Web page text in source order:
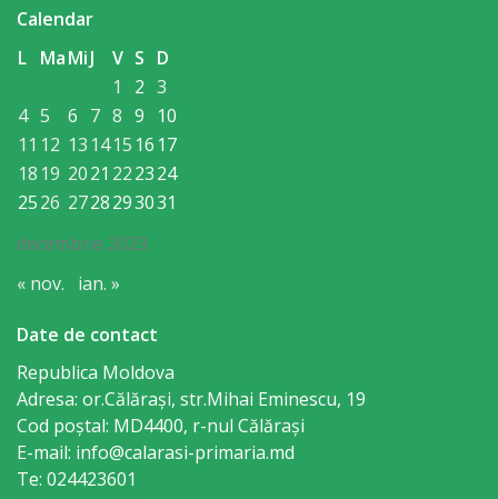
Rapoarte
activitate
Planuri
Proiecte
investiționale
Transparență
Buget
Funcții
Calendar
decembrie 2023
L MaMiJ V S D
1
2 3
4 5 6 7 8 9
10
11 12 13 1415 16 17
18 19 2021 222324
2526 2728293031
« nov. ian. »
Date de contact
Republica Moldova
Adresa: or.Călăraşi, str.Mihai Eminescu, 19
Cod poștal: MD4400, r-nul Călăraşi
E-mail: info@calarasi-primaria.md
Te: 024423601